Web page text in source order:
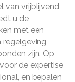
van vrijblijvend
u de
met een
regelgeving,
zijn. Op
de expertise
en bepalen